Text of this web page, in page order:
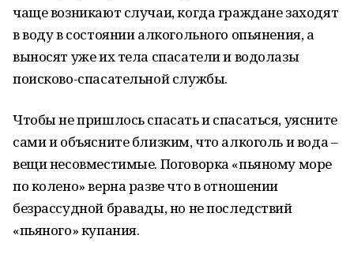
чаще возникают случаи, когда граждане заходят
в воду в состоянии алкогольного опьянения, а
выносят уже их тела спасатели и водолазы
поисково-спасательной службы.
Чтобы не пришлось спасать и спасаться, уясните
сами и объясните близким, что алкоголь и вода –
вещи несовместимые. Поговорка «пьяному море
по колено» верна разве что в отношении
безрассудной бравады, но не последствий
«пьяного» купания.